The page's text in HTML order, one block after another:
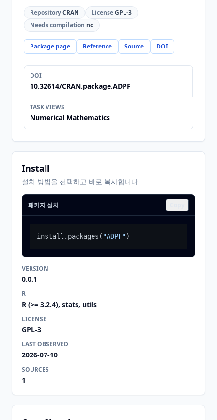
RepositoryCRAN LicenseGPL-3
Needs compilation no
Package page Reference Source DOI
DOI
10.32614/CRAN.package.ADPF
TASK VIEWS
Numerical Mathematics
Install
설치 방법을 선택하고 바로 복사합니다.
패키지 설치
install.packages ( "ADPF")
VERSION
0.0.1
R
R (>= 3.2.4), stats, utils
LICENSE
GPL-3
LAST OBSERVED
2026-07-10
SOURCES
1